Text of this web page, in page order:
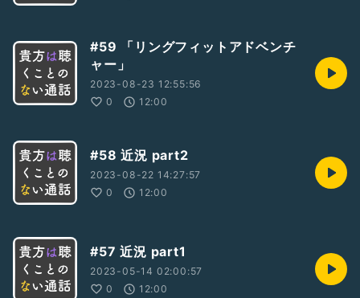
#59 「リングフィットアドベンチ
ャー」
2023-08-23 12:55:56
0
12:00
#58 近況 part2
2023-08-22 14:27:57
0
12:00
#57 近況 part1
2023-05-14 02:00:57
0
12:00